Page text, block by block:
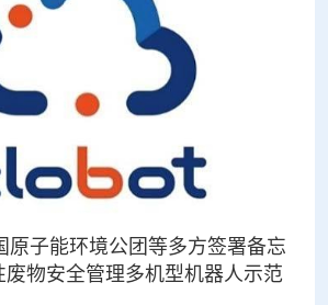
原子能环境公团等多方签署备忘
废物安全管理多机型机器人示范